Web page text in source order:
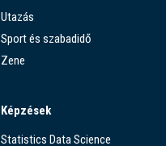
Utazás
Sport és szabadidő
Zene
Képzések
Statistics Data Science